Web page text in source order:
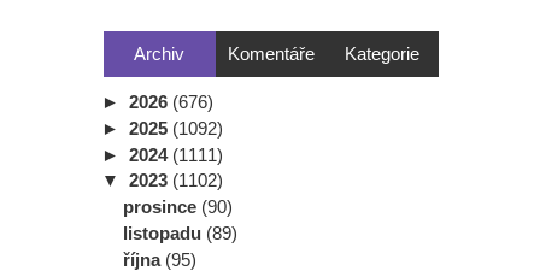
Archiv Komentáře Kategorie
► 2026 (676)
► 2025 (1092)
► 2024 (1111)
▼ 2023 (1102)
prosince (90)
listopadu (89)
října (95)